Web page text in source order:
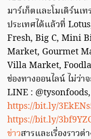
มาร์เก็ตและโมเดิร์นเ
ประเทศได้แล้วที่
Fresh, Big C, Mini
Market, Gourmet
Villa Market,
ช่องทางออนไลน์ ไม่ว่า
LINE :
https://bit.ly/
https://bit.ly/
ข่าวสารและเรื่องราว